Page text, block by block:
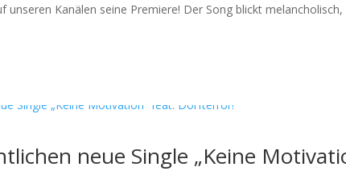
unseren Kanälen seine Premiere! Der Song blickt melancholisch,
neue Single „Keine